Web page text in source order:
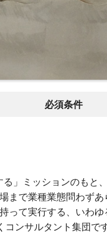
必須条件
」ミッションのもと
まで業種業態問わずあ
って実行する、いわゆ
ンサルタント集団です